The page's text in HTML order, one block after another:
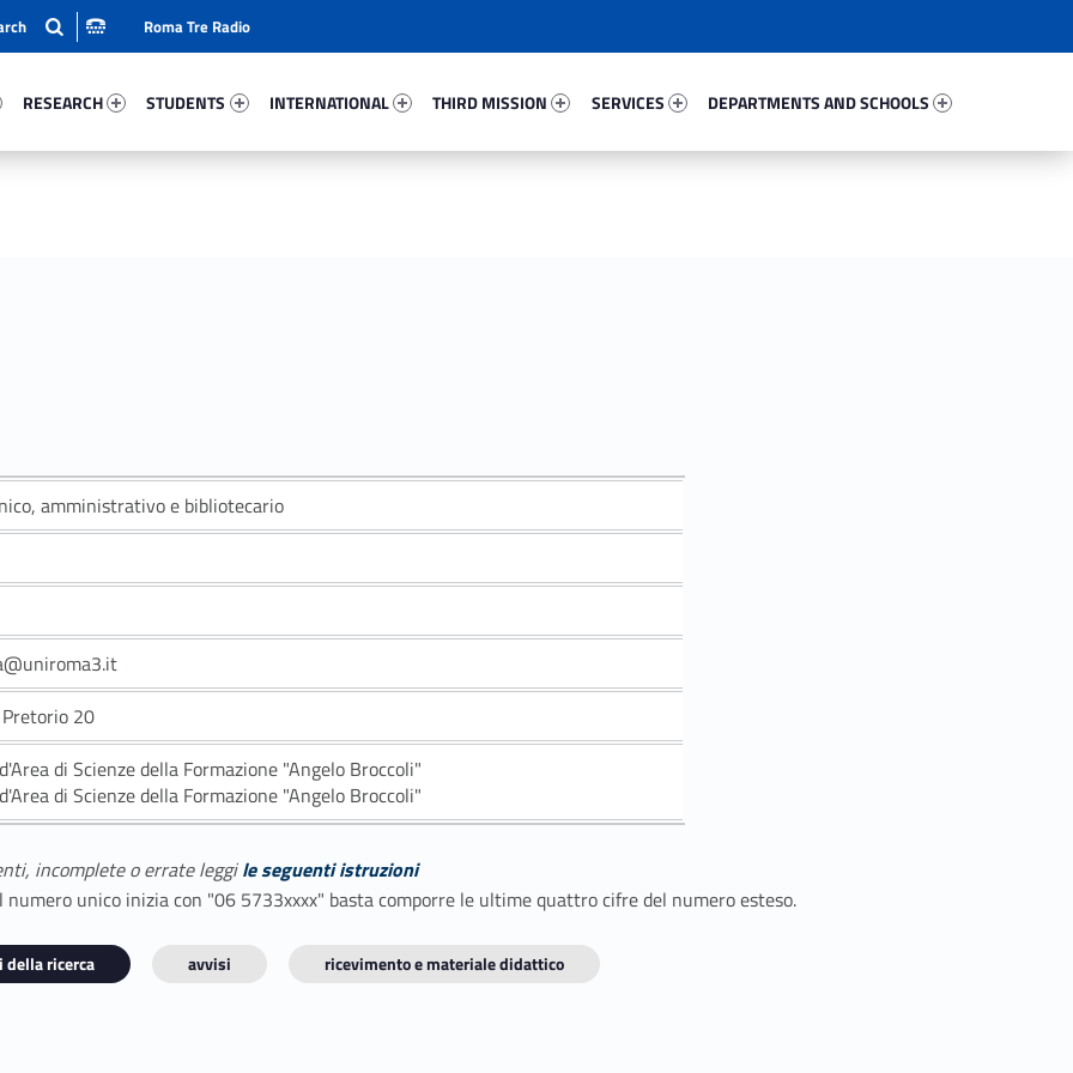
RESEARCH
STUDENTS
INTERNATIONAL
THIRD MISSION
SERVICES
DEPARTMENTS AND SCHOOLS
Roma Tre Radio
amministrativo e bibliotecario
20
di Scienze della Formazione "Angelo Broccoli"
di Scienze della Formazione "Angelo Broccoli"
incomplete o errate leggile seguenti istruzioni
unico inizia con "06 5733xxxx" basta comporre le ultime quattro cifre del numero esteso.
ricerca avvisi ricevimento e materiale didattico